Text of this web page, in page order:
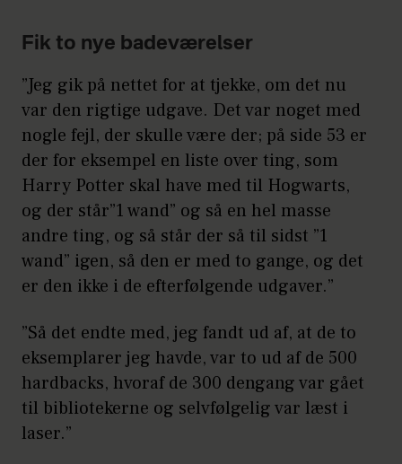
Fik to nye badeværelser
”Jeg gik på nettet for at tjekke, om det nu
var den rigtige udgave. Det var noget med
nogle fejl, der skulle være der; på side 53 er
der for eksempel en liste over ting, som
Harry Potter skal have med til Hogwarts,
og der står”1 wand” og så en hel masse
andre ting, og så står der så til sidst ”1
wand” igen, så den er med to gange, og det
er den ikke i de efterfølgende udgaver.”
”Så det endte med, jeg fandt ud af, at de to
eksemplarer jeg havde, var to ud af de 500
hardbacks, hvoraf de 300 dengang var gået
til bibliotekerne og selvfølgelig var læst i
laser.”